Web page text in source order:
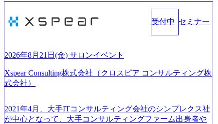
受付中 セミナー
2026年8月21日(金) サロンイベント
Xspear Consulting株式会社（クロスピア コンサルティング株
式会社）
2021年4月、大手ITコンサルティング会社のシンプレクス社
が中心となって、大手コンサルティングファーム出身者や